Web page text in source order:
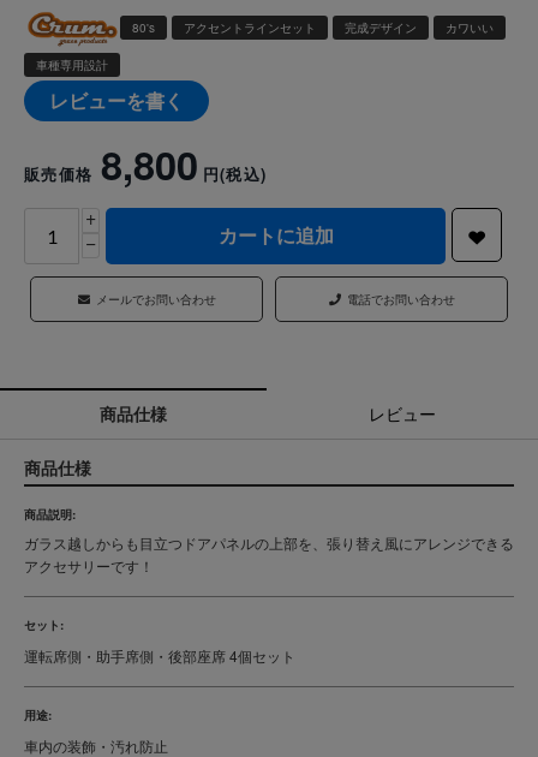
80's アクセントラインセット 完成デザイン カワいい
車種専用設計
レビューを書く
販売価格 8,800 円(税込)
+
−
カートに追加
メールでお問い合わせ 電話でお問い合わせ
商品仕様 レビュー
商品仕様
商品説明:
ガラス越しからも目立つドアパネルの上部を、張り替え風にアレンジできる
アクセサリーです！
セット:
運転席側・助手席側・後部座席 4個セット
用途:
車内の装飾・汚れ防止